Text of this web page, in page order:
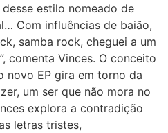
estilo nomeado de
Com influências de baião,
samba rock, cheguei a um
comenta Vinces. O conceito
novo EP gira em torno da
um ser que não mora no
explora a contradição
letras tristes,